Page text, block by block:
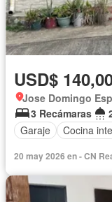
USD$
Jose Domingo
3 Recámaras
Garaje
Cocina
20 may 2026 en - CN